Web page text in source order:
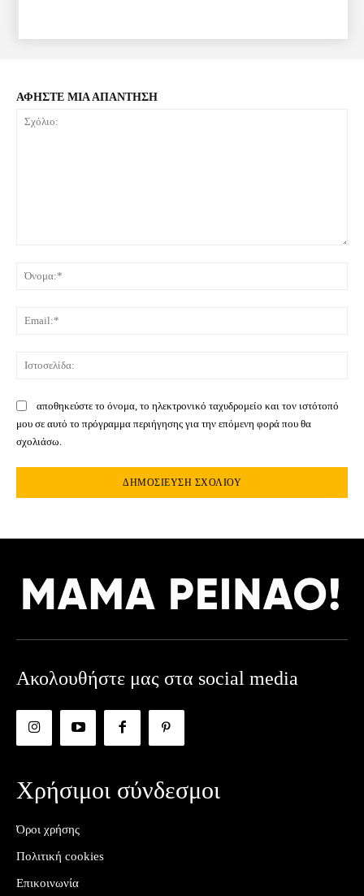
ΑΦΗΣΤΕ ΜΙΑ ΑΠΑΝΤΗΣΗ
αποθηκεύστε το όνομα, το ηλεκτρονικό ταχυδρομείο και τον ιστότοπό
μου σε αυτό το πρόγραμμα περιήγησης για την επόμενη φορά που θα
σχολιάσω.
Ακολουθήστε μας στα social media
Χρήσιμοι σύνδεσμοι
Όροι χρήσης
Πολιτική cookies
Επικοινωνία